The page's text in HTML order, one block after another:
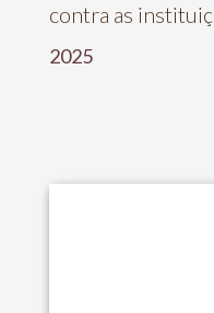
contra as
2025